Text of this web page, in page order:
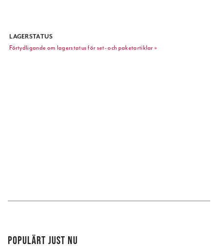
LAGERSTATUS
Förtydligande om lagerstatus för set- och paketartiklar »
POPULÄRT JUST NU